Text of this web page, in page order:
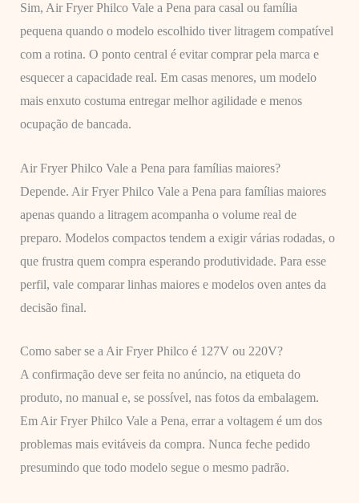
Sim, Air Fryer Philco Vale a Pena para casal ou família
pequena quando o modelo escolhido tiver litragem compatível
com a rotina. O ponto central é evitar comprar pela marca e
esquecer a capacidade real. Em casas menores, um modelo
mais enxuto costuma entregar melhor agilidade e menos
ocupação de bancada.
Air Fryer Philco Vale a Pena para famílias maiores?
Depende. Air Fryer Philco Vale a Pena para famílias maiores
apenas quando a litragem acompanha o volume real de
preparo. Modelos compactos tendem a exigir várias rodadas, o
que frustra quem compra esperando produtividade. Para esse
perfil, vale comparar linhas maiores e modelos oven antes da
decisão final.
Como saber se a Air Fryer Philco é 127V ou 220V?
A confirmação deve ser feita no anúncio, na etiqueta do
produto, no manual e, se possível, nas fotos da embalagem.
Em Air Fryer Philco Vale a Pena, errar a voltagem é um dos
problemas mais evitáveis da compra. Nunca feche pedido
presumindo que todo modelo segue o mesmo padrão.